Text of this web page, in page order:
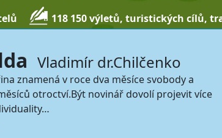
118 150 výletů, turistických cílů,
Vladimír dr.Chilčenko
znamená v roce dva měsíce svobody a
otroctví.Být novinář dovolí projevit více